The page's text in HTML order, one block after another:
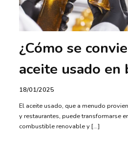
¿Cómo se
aceite usado en
18/01/2025
El aceite usado, que a menudo
y restaurantes, puede transformarse
combustible renovable y […]